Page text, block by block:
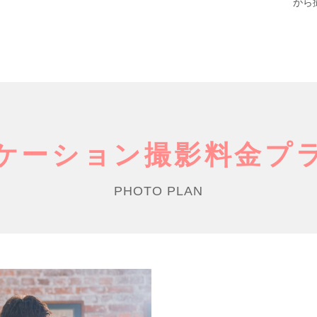
ーション撮影料金プ
PHOTO PLAN